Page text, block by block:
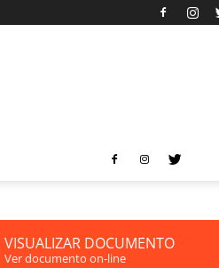
VISUALIZAR DOCUMENTO
Ver documento on-line